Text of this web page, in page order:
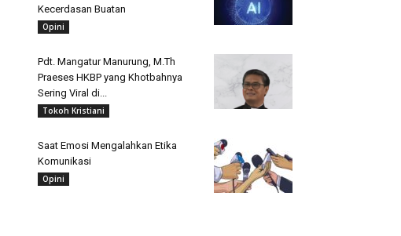
Kecerdasan Buatan
Opini
Pdt. Mangatur Manurung, M.Th
Praeses HKBP yang Khotbahnya
Sering Viral di...
Tokoh Kristiani
Saat Emosi Mengalahkan Etika
Komunikasi
Opini